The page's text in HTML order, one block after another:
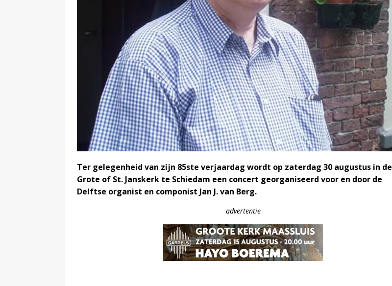
Ter gelegenheid van zijn 85ste verjaardag wordt op zaterdag 30 augustus in de
Grote of St. Janskerk te Schiedam een concert georganiseerd voor en door de
Delftse organist en componist Jan J. van Berg.
advertentie